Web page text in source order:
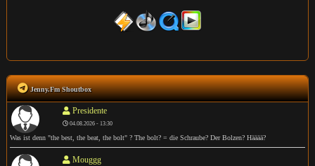
Jenny.Fm Shoutbox
Presidente
04.08.2026 - 13:30
Was ist denn "the best, the beat, the bolt" ? The bolt? = die Schraube? Der Bolzen? Hääää?
Mouggg